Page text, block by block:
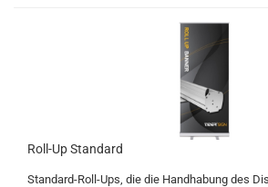
Roll-Up Standard
Standard-Roll-Ups, die die Handhabung des